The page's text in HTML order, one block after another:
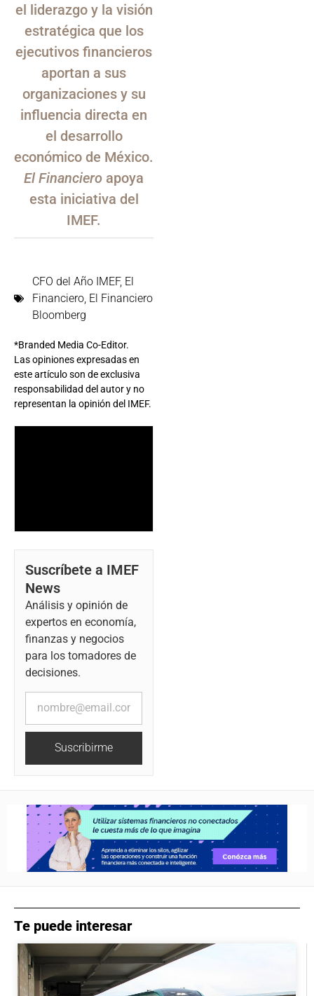
el liderazgo y la visión
estratégica que los
ejecutivos financieros
aportan a sus
organizaciones y su
influencia directa en
el desarrollo
económico de México.
El Financiero apoya
esta iniciativa del
IMEF.
CFO del Año IMEF, El
Financiero, El Financiero
Bloomberg
*Branded Media Co-Editor.
Las opiniones expresadas en
este artículo son de exclusiva
responsabilidad del autor y no
representan la opinión del IMEF.
Suscríbete a IMEF
News
Análisis y opinión de
expertos en economía,
finanzas y negocios
para los tomadores de
decisiones.
Suscribirme
Te puede interesar